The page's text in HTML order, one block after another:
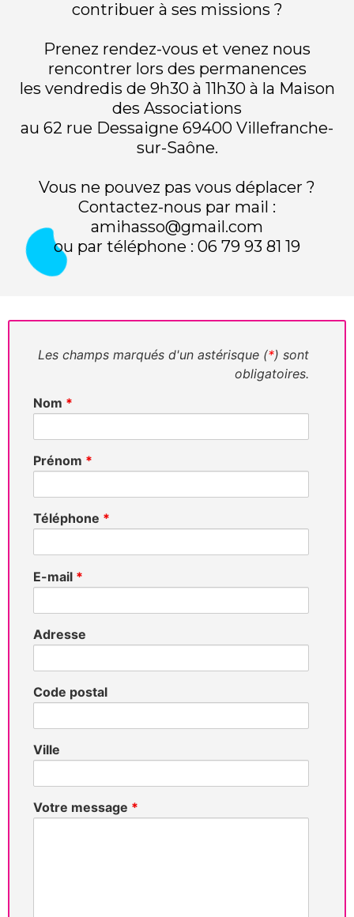
contribuer à ses missions ?
Prenez rendez-vous et venez nous
rencontrer lors des permanences
les vendredis de 9h30 à 11h30 à la Maison
des Associations
au 62 rue Dessaigne 69400 Villefranche-
sur-Saône.
Vous ne pouvez pas vous déplacer ?
Contactez-nous par mail :
amihasso@gmail.com
ou par téléphone : 06 79 93 81 19​
Les champs marqués d'un astérisque (*) sont
obligatoires.
Nom *
Prénom *
Téléphone *
E-mail *
Adresse
Code postal
Ville
Votre message *